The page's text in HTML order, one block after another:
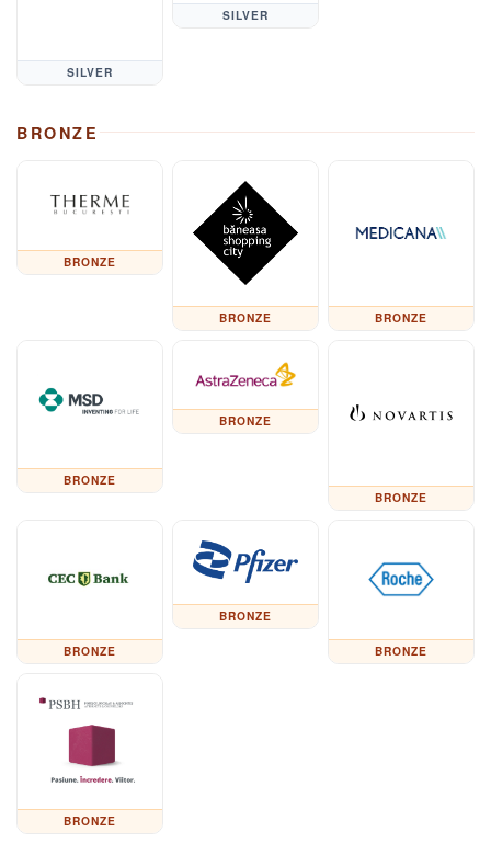
SILVER
SILVER
BRONZE
BRONZE
BRONZE BRONZE
BRONZE
BRONZE
BRONZE
BRONZE
BRONZE
BRONZE
BRONZE